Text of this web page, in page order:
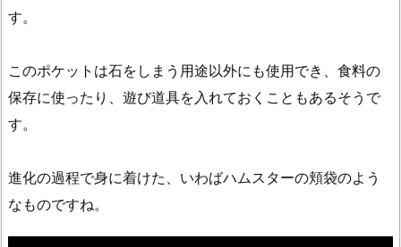
す。
このポケットは石をしまう用途以外にも使用でき、食料の
保存に使ったり、遊び道具を入れておくこともあるそうで
す。
進化の過程で身に着けた、いわばハムスターの頬袋のよう
なものですね。